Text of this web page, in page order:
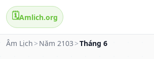
🗓️Amlich.org
Âm Lịch > Năm 2103 >Tháng 6